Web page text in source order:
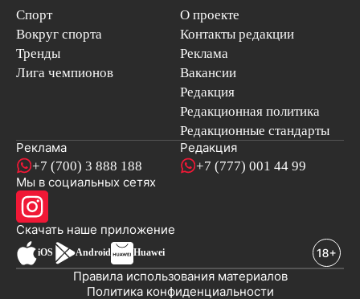
Спорт
Вокруг спорта
Тренды
Лига чемпионов
О проекте
Контакты редакции
Реклама
Вакансии
Редакция
Редакционная политика
Редакционные стандарты
Реклама
+7 (700) 3 888 188
Редакция
+7 (777) 001 44 99
Мы в социальных сетях
Скачать наше приложениеновостей
iOS Android Huawei
Политика конфиденциальности
Правила использования материалов